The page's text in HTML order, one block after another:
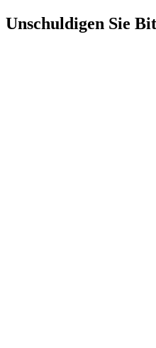
Unschuldigen Sie